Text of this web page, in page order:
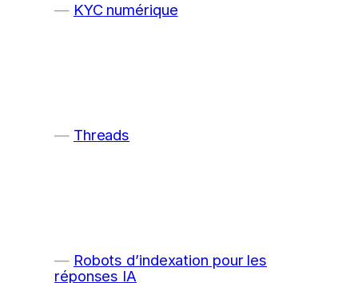
KYC numérique
Threads
Robots d’indexation pour les
réponses IA